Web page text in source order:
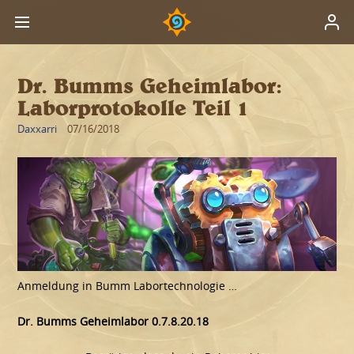
Dr. Bumms Geheimlabor:
Laborprotokolle Teil 1
Daxxarri 07/16/2018
Anmeldung in Bumm Labortechnologie …
Dr. Bumms Geheimlabor 0.7.8.20.18